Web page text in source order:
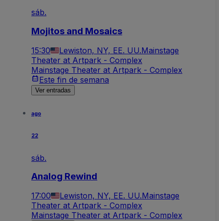
sáb.
Mojitos and Mosaics
15:30 Lewiston, NY, EE. UU.Mainstage
Theater at Artpark - Complex
Mainstage Theater at Artpark - Complex
Este fin de semana
Ver entradas
ago
22
sáb.
Analog Rewind
17:00 Lewiston, NY, EE. UU.Mainstage
Theater at Artpark - Complex
Mainstage Theater at Artpark - Complex